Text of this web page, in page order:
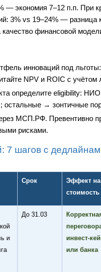
— экономия 7–12 п.п. При
3% vs 19–24% —
финансовой
инноваций под
NPV и ROIC с учётом
определите eligibility:
остальные → зонтичные
МСП.РФ. Превентивно
рисками.
7 шагов с
Срок
Эффект
стоимость
и
До 31.03
инвест-
или банка